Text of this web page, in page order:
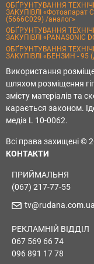
ОБҐРУНТУВАННЯ
ЗАКУПІВЛІ «Фотоапарат
(5666C029) /аналог»
ОБҐРУНТУВАННЯ
ЗАКУПІВЛІ «PANASONIC
ОБҐРУНТУВАННЯ
ЗАКУПІВЛІ «БЕНЗИН - 95
Використання
шляхом розміщення
змісту матеріалів та
карається законом.
медіа L 10-0062.
Всі права захищені ©
КОНТАКТИ
ПРИЙМАЛЬНЯ
(067) 217-77-55
tv@rudana.com.ua
РЕКЛАМНІЙ ВІДДІЛ
067 569 66 74
096 891 17 78